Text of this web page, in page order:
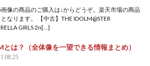
像の商品のご購入は↓からどうぞ。楽天市場の商品
なります。 【中古】THE IDOLM@STER
GIRLS 2n[…]
とは？（全体像を一望できる情報まとめ）